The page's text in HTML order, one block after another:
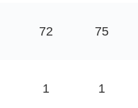
72 75
1 1